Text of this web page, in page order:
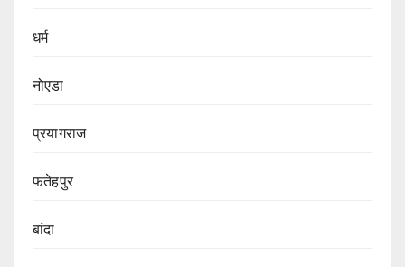
धर्म
नोएडा
प्रयागराज
फतेहपुर
बांदा